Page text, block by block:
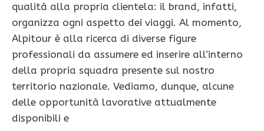
qualità alla propria clientela: il brand, infatti,
organizza ogni aspetto dei viaggi. Al momento,
Alpitour è alla ricerca di diverse figure
professionali da assumere ed inserire all’interno
della propria squadra presente sul nostro
territorio nazionale. Vediamo, dunque, alcune
delle opportunità lavorative attualmente
disponibili e